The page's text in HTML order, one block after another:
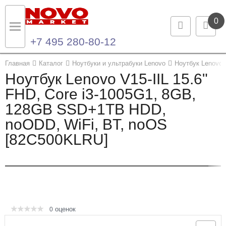
0
+7 495 280-80-12
Главная Каталог Ноутбуки и ультрабуки Lenovo Ноутбук Lenovo
Ноутбук Lenovo V15-IIL 15.6"
FHD, Core i3-1005G1, 8GB,
128GB SSD+1TB HDD,
noODD, WiFi, BT, noOS
[82C500KLRU]
0 оценок
Назад
Каталог продукции
Ноутбуки и ультрабуки
Компьютеры
Назад
Контакты
Контактная информация